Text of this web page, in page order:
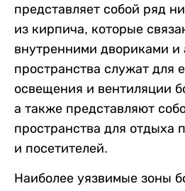
представляет собой ряд
из кирпича, которые
внутренними двориками и
пространства служат для
освещения и вентиляции
а также представляют
пространства для отдыха
и посетителей.
Наиболее уязвимые зоны